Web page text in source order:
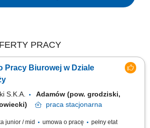
PRACY
Pracy Biurowej w Dziale
S.K.A.
Adamów (pow. grodziski,
praca stacjonarna
junior / mid umowa o pracę
pełny etat